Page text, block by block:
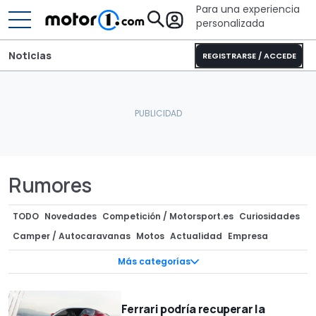
Para una experiencia
personalizada
REGISTRARSE / ACCEDE
Noticias
Rumores
Más categorías
TODO Novedades Competición / Motorsport.es Curiosidades
Camper / Autocaravanas Motos Actualidad Empresa
Componentes / Preparaciones
Mercado
Ofertas Clásicos Diseño InsideEVs Recreaciones
Concept Cars
Ferrari podría recuperar la